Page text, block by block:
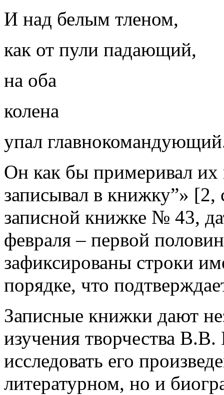
И над белым тленом,
как от пули падающий,
на оба
колена
упал
Он как бы примеривал
записывал в книжку”»
записной книжке № 43,
февраля – первой
зафиксированы строки
порядке, что
Записные книжки дают
изучения творчества
исследовать его
литературном, но и